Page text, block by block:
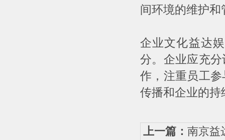
间环境的维护
企业文化益达
分。企业应充
作，注重员工
传播和企业的
上一篇： 南京益